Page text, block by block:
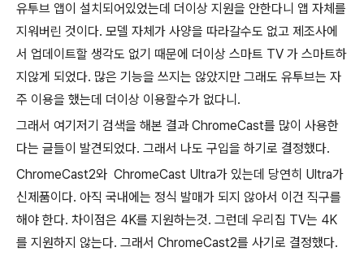
유투브 앱이 설치되어있었는데 더이상 지원을 안한다니 앱 자체를
지워버린 것이다. 모델 자체가 사양을 따라갈수도 없고 제조사에
서 업데이트할 생각도 없기 때문에 더이상 스마트 TV 가 스마트하
지않게 되었다. 많은 기능을 쓰지는 않았지만 그래도 유투브는 자
주 이용을 했는데 더이상 이용할수가 없다니.
그래서 여기저기 검색을 해본 결과 ChromeCast를 많이 사용한
다는 글들이 발견되었다. 그래서 나도 구입을 하기로 결정했다.
ChromeCast2와 ChromeCast Ultra가 있는데 당연히 Ultra가
신제품이다. 아직 국내에는 정식 발매가 되지 않아서 이건 직구를
해야 한다. 차이점은 4K를 지원하는것. 그런데 우리집 TV는 4K
를 지원하지 않는다. 그래서 ChromeCast2를 사기로 결정했다.